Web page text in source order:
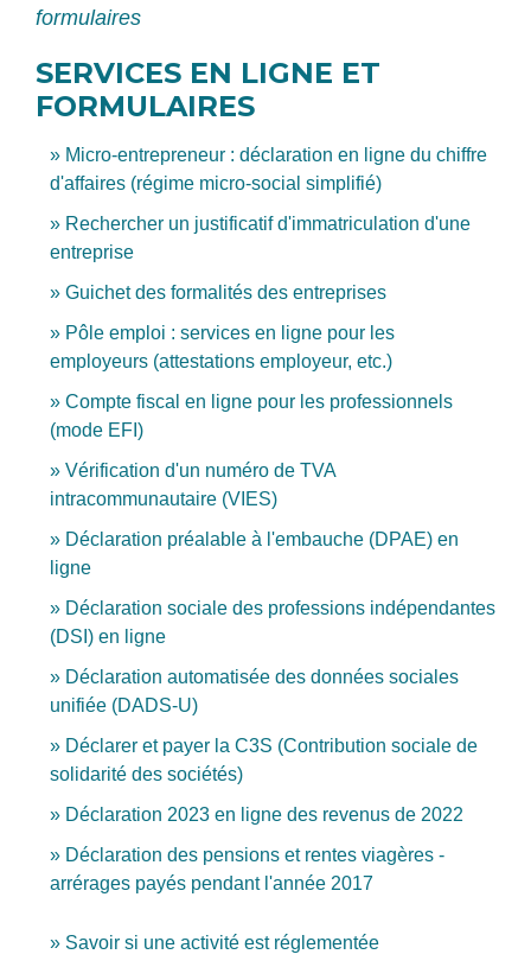
formulaires
SERVICES EN LIGNE ET
FORMULAIRES
Micro-entrepreneur : déclaration en ligne du chiffre
d'affaires (régime micro-social simplifié)
Rechercher un justificatif d'immatriculation d'une
entreprise
Guichet des formalités des entreprises
Pôle emploi : services en ligne pour les
employeurs (attestations employeur, etc.)
Compte fiscal en ligne pour les professionnels
(mode EFI)
Vérification d'un numéro de TVA
intracommunautaire (VIES)
Déclaration préalable à l'embauche (DPAE) en
ligne
Déclaration sociale des professions indépendantes
(DSI) en ligne
Déclaration automatisée des données sociales
unifiée (DADS-U)
Déclarer et payer la C3S (Contribution sociale de
solidarité des sociétés)
Déclaration 2023 en ligne des revenus de 2022
Déclaration des pensions et rentes viagères -
arrérages payés pendant l'année 2017
Savoir si une activité est réglementée